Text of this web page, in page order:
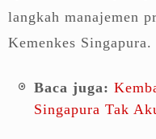
langkah manajemen
Kemenkes Singapura.
Baca juga:
Singapura Tak